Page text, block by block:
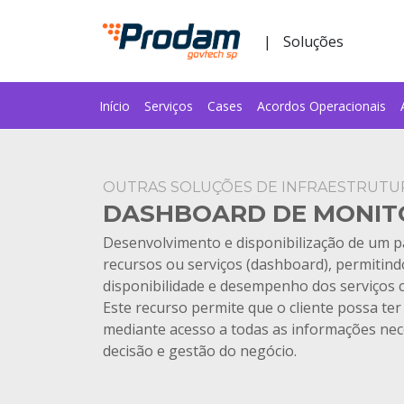
Pular para o Conteúdo principal
|
Soluções
Início Serviços Cases Acordos Operacionais
OUTRAS SOLUÇÕES DE
DASHBOARD DE
Desenvolvimento e disponibilização de um
recursos ou serviços (dashboard),
disponibilidade e desempenho dos
Este recurso permite que o cliente possa
mediante acesso a todas as informações
decisão e gestão do negócio.